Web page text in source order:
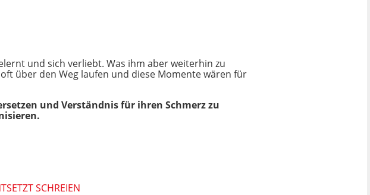
und sich verliebt. Was ihm aber weiterhin zu
über den Weg laufen und diese Momente wären für
und Verständnis für ihren Schmerz zu
SCHREIEN